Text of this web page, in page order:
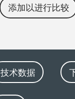
添加以进行比较
技术数据